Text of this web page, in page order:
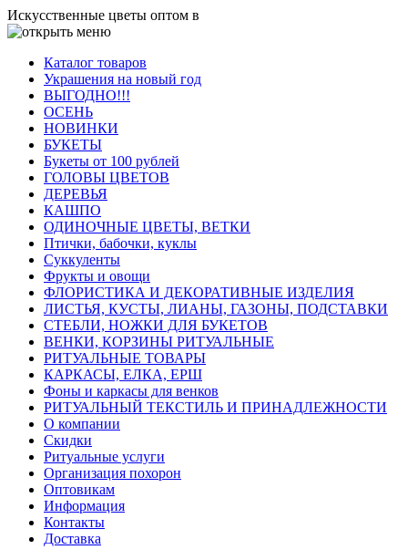
Искусственные цветы оптом в
Каталог товаров
Украшения на новый год
ВЫГОДНО!!!
ОСЕНЬ
НОВИНКИ
БУКЕТЫ
Букеты от 100 рублей
ГОЛОВЫ ЦВЕТОВ
ДЕРЕВЬЯ
КАШПО
ОДИНОЧНЫЕ ЦВЕТЫ, ВЕТКИ
Птички, бабочки, куклы
Суккуленты
Фрукты и овощи
ФЛОРИСТИКА И ДЕКОРАТИВНЫЕ ИЗДЕЛИЯ
ЛИСТЬЯ, КУСТЫ, ЛИАНЫ, ГАЗОНЫ, ПОДСТАВКИ
СТЕБЛИ, НОЖКИ ДЛЯ БУКЕТОВ
ВЕНКИ, КОРЗИНЫ РИТУАЛЬНЫЕ
РИТУАЛЬНЫЕ ТОВАРЫ
КАРКАСЫ, ЕЛКА, ЕРШ
Фоны и каркасы для венков
РИТУАЛЬНЫЙ ТЕКСТИЛЬ И ПРИНАДЛЕЖНОСТИ
О компании
Скидки
Ритуальные услуги
Организация похорон
Оптовикам
Информация
Контакты
Доставка